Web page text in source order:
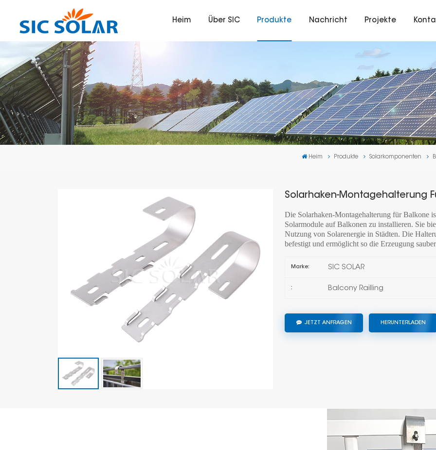
Heim Über SIC Produkte Nachricht Projekte
Heim Produkte Solarkomponenten
Solarhaken-Montagehalterung
Die Solarhaken-Montagehalterung für Balkone
Solarmodule auf Balkonen zu installieren. Sie
Nutzung von Solarenergie in Städten. Die
befestigt und ermöglicht so die Erzeugung
Marke: SIC SOLAR
: Balcony Railling
JETZT ANFRAGEN HERUNTERLADEN